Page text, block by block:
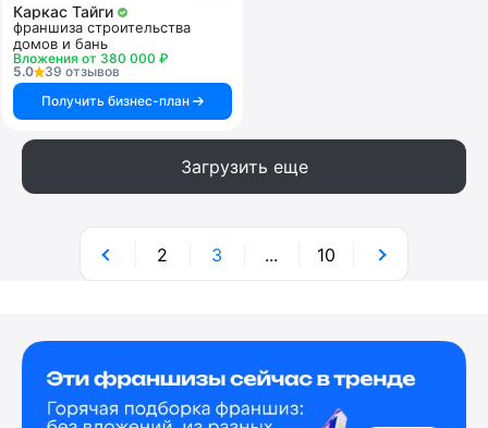
Каркас Тайги
франшиза строительства
домов и бань
Вложения от 380 000 ₽
5.0
39 отзывов
Получить бизнес-план
Загрузить еще
2 3 ... 10